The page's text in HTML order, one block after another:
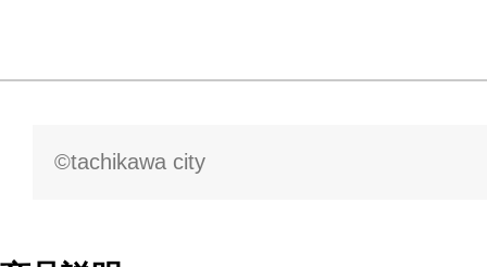
©tachikawa city